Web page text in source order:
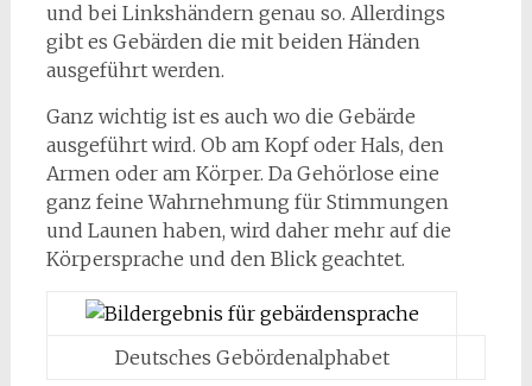
und bei Linkshändern genau so. Allerdings
gibt es Gebärden die mit beiden Händen
ausgeführt werden.
Ganz wichtig ist es auch wo die Gebärde
ausgeführt wird. Ob am Kopf oder Hals, den
Armen oder am Körper. Da Gehörlose eine
ganz feine Wahrnehmung für Stimmungen
und Launen haben, wird daher mehr auf die
Körpersprache und den Blick geachtet.
Deutsches Gebördenalphabet